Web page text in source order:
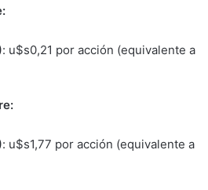
: u$s0,21 por acción (equivalente a
: u$s1,77 por acción (equivalente a